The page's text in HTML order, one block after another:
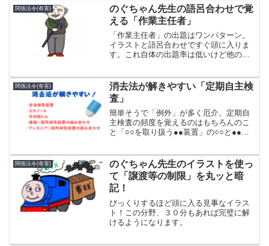
肺法特定粉じん作業とは粉じん作業の中
で特定粉じん作業にあたる...
関係法令(有害)
のぐちゃん先生の語呂合わせで覚
える「作業主任者」
「作業主任者」の出題はワンパターン。
イラストと語呂合わせですぐ頭に入りま
す。これ自体の出題率は低いけど他の分
関係法令(有害)
消去法が解きやすい「定期自主検
査」
簡単そうで「例外」が多く厄介。定期自
主検査の頻度を覚えるのはもちろんのこ
と「○○を取り扱う●●装置」の○○と●●の
ので一緒にがんばろう！検査頻度基本こ
の表を参考に覚えよ...
関係法令(有害)
のぐちゃん先生のイラストを使っ
て「譲渡等の制限」を丸ッと暗
記！
びっくりするほど頭に入る見事なイラス
ト！この分野、３０分もあれば完璧に解
けるようになります。